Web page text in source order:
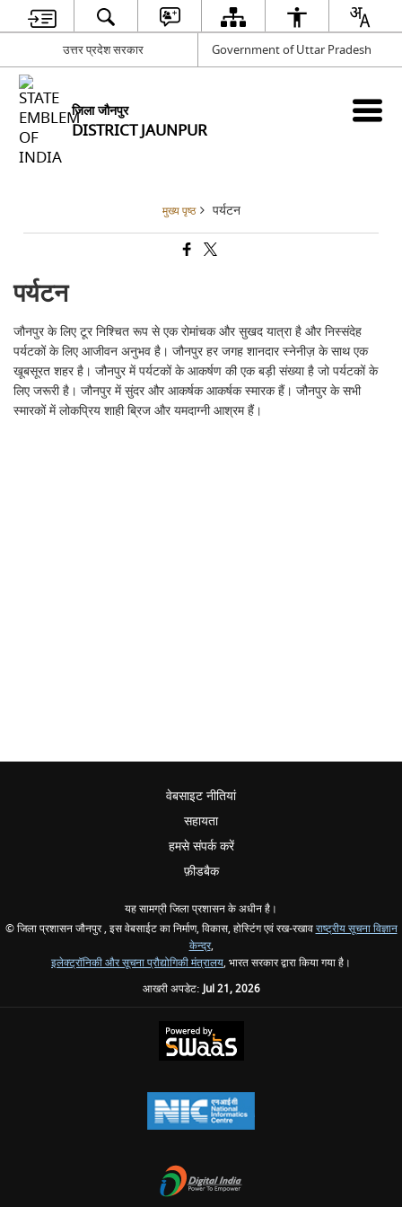
उत्तर प्रदेश सरकार Government of Uttar Pradesh
जिला जौनपुर
DISTRICT JAUNPUR
मुख्य पृष्ठ पर्यटन
पर्यटन
जौनपुर के लिए टूर निश्चित रूप से एक रोमांचक और सुखद यात्रा है और निस्संदेह
पर्यटकों के लिए आजीवन अनुभव है। जौनपुर हर जगह शानदार स्नेनीज़ के साथ एक
खूबसूरत शहर है। जौनपुर में पर्यटकों के आकर्षण की एक बड़ी संख्या है जो पर्यटकों के
लिए जरूरी है। जौनपुर में सुंदर और आकर्षक आकर्षक स्मारक हैं। जौनपुर के सभी
स्मारकों में लोकप्रिय शाही ब्रिज और यमदाग्नी आश्रम हैं।
वेबसाइट नीतियां
सहायता
हमसे संपर्क करें
फ़ीडबैक
यह सामग्री जिला प्रशासन के अधीन है।
© जिला प्रशासन जौनपुर , इस वेबसाईट का निर्माण, विकास, होस्टिंग एवं रख-रखावराष्ट्रीय सूचना विज्ञान
केन्द्र,
इलेक्ट्रॉनिकी और सूचना प्रौद्योगिकी मंत्रालय, भारत सरकार द्वारा किया गया है।
आखरी अपडेट:Jul 21, 2026